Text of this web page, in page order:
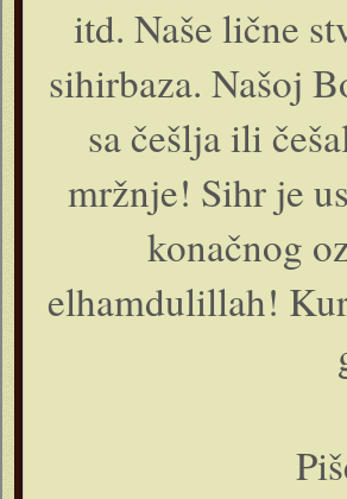
itd. Naše lične
sihirbaza. Našoj
sa češlja ili
mržnje! Sihr je
konačnog
elhamdulillah!